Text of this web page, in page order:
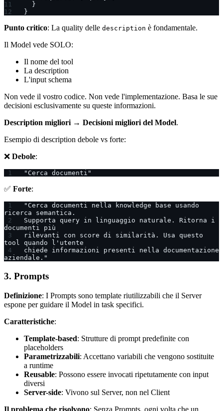
  }
}
Punto critico: La quality delle description è fondamentale.
Il Model vede SOLO:
Il nome del tool
La description
L'input schema
Non vede il vostro codice. Non vede l'implementazione. Basa le sue
decisioni esclusivamente su queste informazioni.
Description migliori → Decisioni migliori del Model.
Esempio di description debole vs forte:
❌ Debole:
"Cerca documenti"
✅ Forte:
"Cerca documenti nella knowledge base usando
ricerca semantica.
Supporta query in linguaggio naturale. Ritorna i
documenti più
rilevanti con score di similarità. Usa questo
tool quando l'utente
chiede informazioni presenti nella documentazione
aziendale."
3. Prompts
Definizione: I Prompts sono template riutilizzabili che il Server
espone per guidare il Model in task specifici.
Caratteristiche:
Template-based: Strutture di prompt predefinite con
placeholders
Parametrizzabili: Accettano variabili che vengono sostituite
a runtime
Reusable: Possono essere invocati ripetutamente con input
diversi
Server-side: Vivono sul Server, non nel Client
Il problema che risolvono: Senza Prompts, ogni volta che un